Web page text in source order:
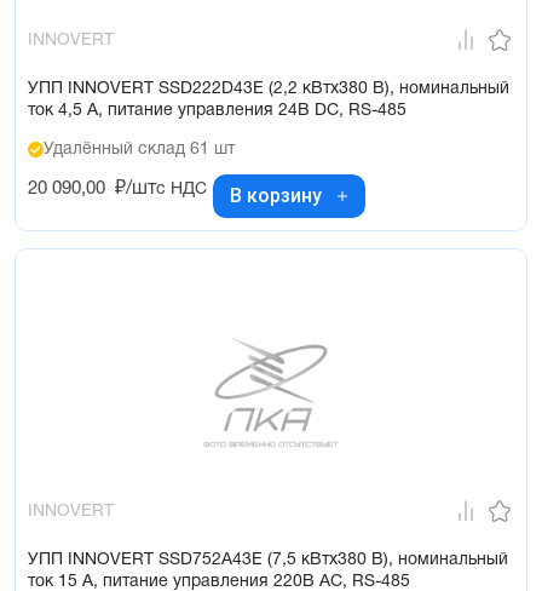
INNOVERT
УПП INNOVERT SSD222D43E (2,2 кВтx380 В), номинальный
ток 4,5 А, питание управления 24В DC, RS-485
Удалённый склад 61 шт
20 090,00 ₽/штс НДС В корзину
INNOVERT
УПП INNOVERT SSD752A43E (7,5 кВтx380 В), номинальный
ток 15 А, питание управления 220В AC, RS-485